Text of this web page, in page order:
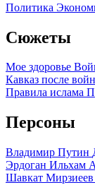
Политика
Сюжеты
Мое здоровье
Кавказ после
Правила ислама
Персоны
Владимир Путин
Эрдоган Ильхам
Шавкат Мирзиеев